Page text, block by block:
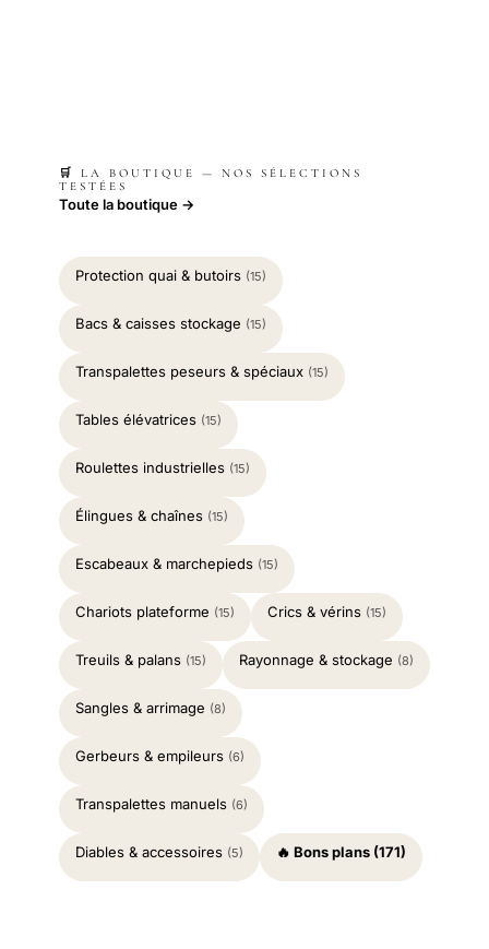
🛒 LA BOUTIQUE — NOS SÉLECTIONS
TESTÉES
Toute la boutique →
Protection quai & butoirs (15)
Bacs & caisses stockage (15)
Transpalettes peseurs & spéciaux (15)
Tables élévatrices (15)
Roulettes industrielles (15)
Élingues & chaînes (15)
Escabeaux & marchepieds (15)
Chariots plateforme (15) Crics & vérins (15)
Treuils & palans (15) Rayonnage & stockage (8)
Sangles & arrimage (8)
Gerbeurs & empileurs (6)
Transpalettes manuels (6)
Diables & accessoires (5) 🔥 Bons plans (171)